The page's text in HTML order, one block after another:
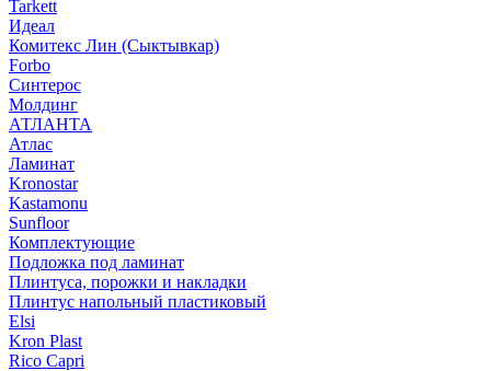
Tarkett
Идеал
Комитекс Лин (Сыктывкар)
Forbo
Синтерос
Молдинг
АТЛАНТА
Атлас
Ламинат
Kronostar
Kastamonu
Sunfloor
Комплектующие
Подложка под ламинат
Плинтуса, порожки и накладки
Плинтус напольный пластиковый
Elsi
Kron Plast
Rico Capri